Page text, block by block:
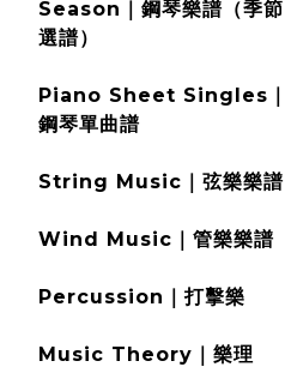
Season｜鋼琴樂譜（季節
選譜）
Piano Sheet Singles｜
鋼琴單曲譜
String Music｜弦樂樂譜
Wind Music｜管樂樂譜
Percussion｜打擊樂
Music Theory｜樂理